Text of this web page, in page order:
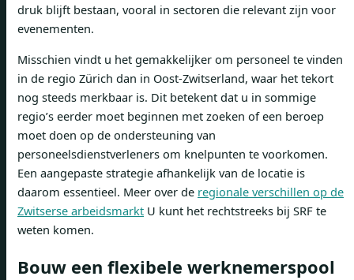
druk blijft bestaan, vooral in sectoren die relevant zijn voor
evenementen.
Misschien vindt u het gemakkelijker om personeel te vinden
in de regio Zürich dan in Oost-Zwitserland, waar het tekort
nog steeds merkbaar is. Dit betekent dat u in sommige
regio’s eerder moet beginnen met zoeken of een beroep
moet doen op de ondersteuning van
personeelsdienstverleners om knelpunten te voorkomen.
Een aangepaste strategie afhankelijk van de locatie is
daarom essentieel. Meer over de regionale verschillen op de
Zwitserse arbeidsmarkt U kunt het rechtstreeks bij SRF te
weten komen.
Bouw een flexibele werknemerspool